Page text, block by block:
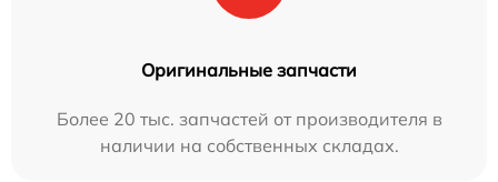
Оригинальные запчасти
Более 20 тыс. запчастей от производителя в
наличии на собственных складах.